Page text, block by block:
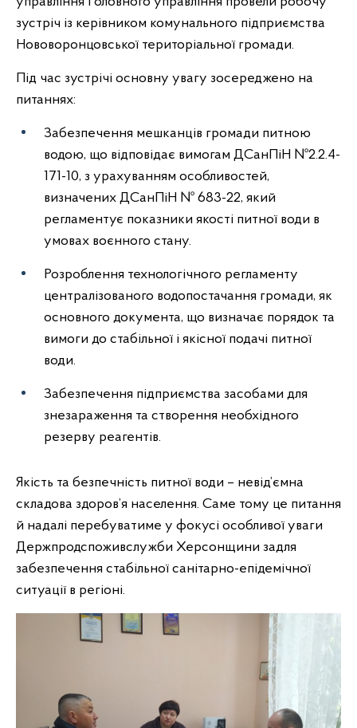
зустріч із керівником комунального підприємства
Нововоронцовської територіальної громади.
Під час зустрічі основну увагу зосереджено на
питаннях:
Забезпечення мешканців громади питною
водою, що відповідає вимогам ДСанПіН №2.2.4-
171-10, з урахуванням особливостей,
визначених ДСанПіН № 683-22, який
регламентує показники якості питної води в
умовах воєнного стану.
Розроблення технологічного регламенту
централізованого водопостачання громади, як
основного документа, що визначає порядок та
вимоги до стабільної і якісної подачі питної
води.
Забезпечення підприємства засобами для
знезараження та створення необхідного
резерву реагентів.
Якість та безпечність питної води – невід’ємна
складова здоров’я населення. Саме тому це питання
й надалі перебуватиме у фокусі особливої уваги
Держпродспоживслужби Херсонщини задля
забезпечення стабільної санітарно-епідемічної
ситуації в регіоні.